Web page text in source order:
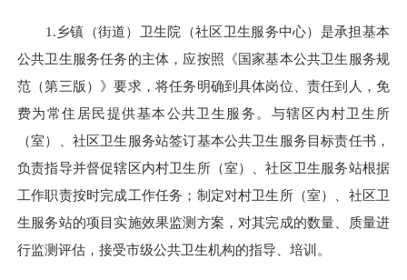
1.乡镇（街道）卫生院（社区卫生服务中心）是承担基本
公共卫生服务任务的主体，应按照《国家基本公共卫生服务规
范（第三版）》要求，将任务明确到具体岗位、责任到人，免
费为常住居民提供基本公共卫生服务。与辖区内村卫生所
（室）、社区卫生服务站签订基本公共卫生服务目标责任书，
负责指导并督促辖区内村卫生所（室）、社区卫生服务站根据
工作职责按时完成工作任务；制定对村卫生所（室）、社区卫
生服务站的项目实施效果监测方案，对其完成的数量、质量进
行监测评估，接受市级公共卫生机构的指导、培训。